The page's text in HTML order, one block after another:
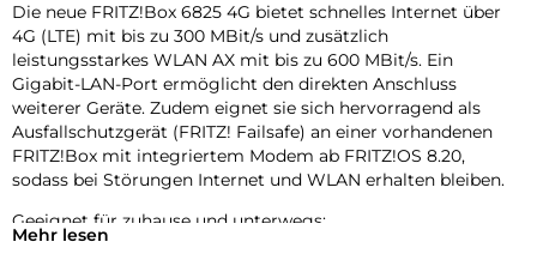
Die neue FRITZ!Box 6825 4G bietet schnelles Internet über
4G (LTE) mit bis zu 300 MBit/s und zusätzlich
leistungsstarkes WLAN AX mit bis zu 600 MBit/s. Ein
Gigabit-LAN-Port ermöglicht den direkten Anschluss
weiterer Geräte. Zudem eignet sie sich hervorragend als
Ausfallschutzgerät (FRITZ! Failsafe) an einer vorhandenen
FRITZ!Box mit integriertem Modem ab FRITZ!OS 8.20,
sodass bei Störungen Internet und WLAN erhalten bleiben.
Geeignet für zuhause und unterwegs:
Die neue FRITZ!Box 6825 4G ist ideal für den Einsatz
Mehr lesen